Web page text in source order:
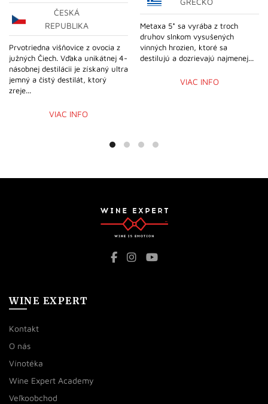
ČESKÁ
REPUBLIKA
Prvotriedna višňovice z ovocia z
južných Čiech. Vďaka unikátnej 4-
násobnej destilácii je získaný ultra
jemný a čistý destilát, ktorý
zreje...
VIAC INFO
Metaxa 5* sa vyrába z troch
druhov slnkom vysušených
vinných hrozien, ktoré sa
destilujú a dozrievajú najmenej...
VIAC INFO
WINE EXPERT
Kontakt
O nás
Vínotéka
Wine Expert Academy
Veľkoobchod